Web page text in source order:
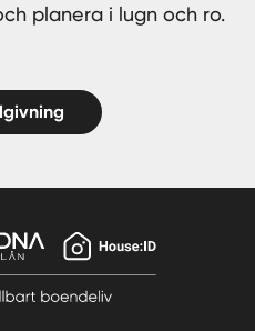
planera i lugn och ro.